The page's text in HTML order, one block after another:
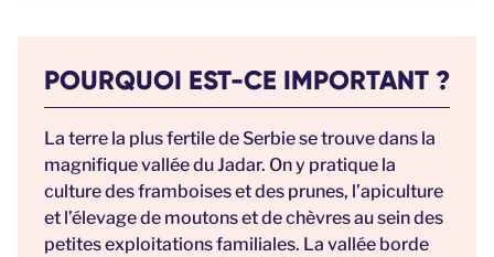
POURQUOI EST-CE IMPORTANT ?
La terre la plus fertile de Serbie se trouve dans la
magnifique vallée du Jadar. On y pratique la
culture des framboises et des prunes, l’apiculture
et l’élevage de moutons et de chèvres au sein des
petites exploitations familiales. La vallée borde